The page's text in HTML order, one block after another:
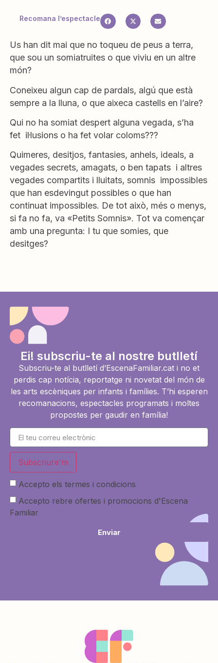
Recomana l’espectacle
Us han dit mai que no toqueu de peus a terra,
que sou un somiatruites o que viviu en un altre
món?
Coneixeu algun cap de pardals, algú que està
sempre a la lluna, o que aixeca castells en l’aire?
Qui no ha somiat despert alguna vegada, s’ha
fet il·lusions o ha fet volar coloms???
Quimeres, desitjos, fantasies, anhels, ideals, a
vegades secrets, amagats, o ben tapats i altres
vegades compartits i lluitats, somnis impossibles
que han esdevingut possibles o que han
continuat impossibles. De tot això, més o menys,
si fa no fa, va «Petits Somnis». Tot va començar
amb una pregunta: I tu que somies, que
desitges?
Ei! subscriu-te al nostre butlletí
Subscriu-te al butlletí d’EscenaFamiliar.cat i no et
perdis cap notícia, reportatge ni novetat del món de
les arts escèniques per infants i famílies. T’hi esperen
recomanacions, espectacles programats i moltes
propostes per gaudir en família!
Subscriure'm
Accepto els termes i condicions
Accepto rebre ofertes i promocions d'Escena
Familiar
Enviar